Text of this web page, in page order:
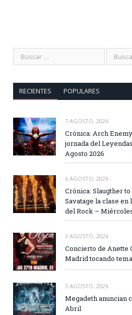
RECIENTES POPULARES
7 AGOSTO, 2026
Crónica: Arch
jornada del
Agosto 2026
6 AGOSTO, 2026
Crónica: Slaugther
Savatage la clase
del Rock –
3 AGOSTO, 2026
Concierto de Anette
Madrid tocando
3 AGOSTO, 2026
Megadeth anuncian
Abril